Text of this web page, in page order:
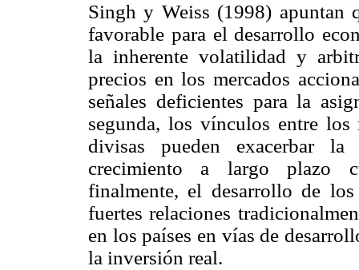
Singh y Weiss (1998) apuntan
favorable para el desarrollo
la inherente volatilidad y
precios en los mercados
señales deficientes para la
segunda, los vínculos entre los
divisas pueden exacerbar
crecimiento a largo plazo
finalmente, el desarrollo de
fuertes relaciones
en los países en vías de
la inversión real.